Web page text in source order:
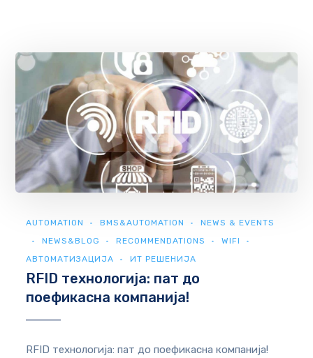
AUTOMATION BMS&AUTOMATION
NEWS & EVENTS
NEWS&BLOG
RECOMMENDATIONS
WIFI
АВТОМАТИЗАЦИЈА
ИТ РЕШЕНИЈА
RFID технологија: пат до
поефикасна компанија!
RFID технологија: пат до поефикасна компанија!